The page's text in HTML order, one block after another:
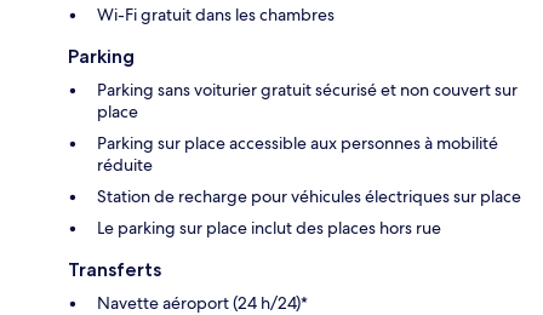
Wi-Fi gratuit dans les chambres
Parking
Parking sans voiturier gratuit sécurisé et non couvert sur
place
Parking sur place accessible aux personnes à mobilité
réduite
Station de recharge pour véhicules électriques sur place
Le parking sur place inclut des places hors rue
Transferts
Navette aéroport (24 h/24)*